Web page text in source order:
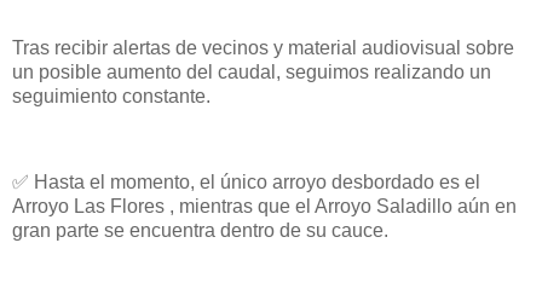
Tras recibir alertas de vecinos y material audiovisual sobre
un posible aumento del caudal, seguimos realizando un
seguimiento constante.
✅ Hasta el momento, el único arroyo desbordado es el
Arroyo Las Flores , mientras que el Arroyo Saladillo aún en
gran parte se encuentra dentro de su cauce.